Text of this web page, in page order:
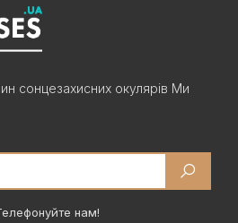
сонцезахисних окулярів Ми
нам!